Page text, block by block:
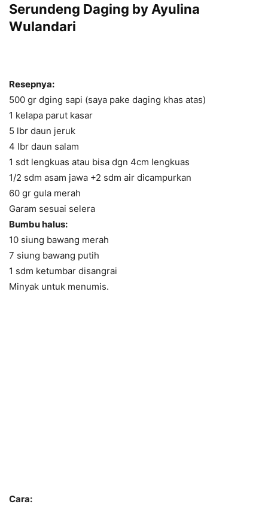
Serundeng Daging by Ayulina
Wulandari
Resepnya:
500 gr dging sapi (saya pake daging khas atas)
1 kelapa parut kasar
5 lbr daun jeruk
4 lbr daun salam
1 sdt lengkuas atau bisa dgn 4cm lengkuas
1/2 sdm asam jawa +2 sdm air dicampurkan
60 gr gula merah
Garam sesuai selera
Bumbu halus:
10 siung bawang merah
7 siung bawang putih
1 sdm ketumbar disangrai
Minyak untuk menumis.
Cara: